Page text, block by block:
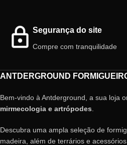
Segurança do site
Compre com tranquilidade
ANTDERGROUND
Bem-vindo à Antderground, a sua loja
mirmecologia e artrópodes
Descubra uma ampla seleção de
madeira, além de terrários e acessórios.